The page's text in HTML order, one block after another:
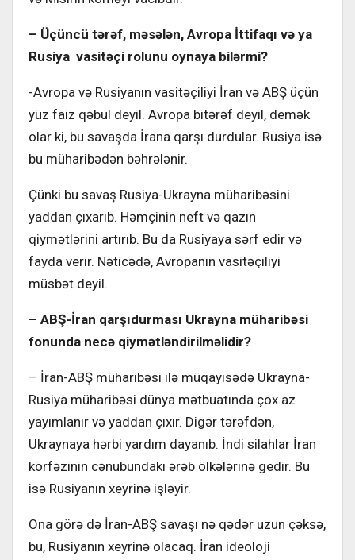
– Üçüncü tərəf, məsələn, Avropa İttifaqı və ya
Rusiya vasitəçi rolunu oynaya bilərmi?
-Avropa və Rusiyanın vasitəçiliyi İran və ABŞ üçün
yüz faiz qəbul deyil. Avropa bitərəf deyil, demək
olar ki, bu savaşda İrana qarşı durdular. Rusiya isə
bu müharibədən bəhrələnir.
Çünki bu savaş Rusiya-Ukrayna müharibəsini
yaddan çıxarıb. Həmçinin neft və qazın
qiymətlərini artırıb. Bu da Rusiyaya sərf edir və
fayda verir. Nəticədə, Avropanın vasitəçiliyi
müsbət deyil.
– ABŞ-İran qarşıdurması Ukrayna müharibəsi
fonunda necə qiymətləndirilməlidir?
– İran-ABŞ müharibəsi ilə müqayisədə Ukrayna-
Rusiya müharibəsi dünya mətbuatında çox az
yayımlanır və yaddan çıxır. Digər tərəfdən,
Ukraynaya hərbi yardım dayanıb. İndi silahlar İran
körfəzinin cənubundakı ərəb ölkələrinə gedir. Bu
isə Rusiyanın xeyrinə işləyir.
Ona görə də İran-ABŞ savaşı nə qədər uzun çəksə,
bu, Rusiyanın xeyrinə olacaq. İran ideoloji